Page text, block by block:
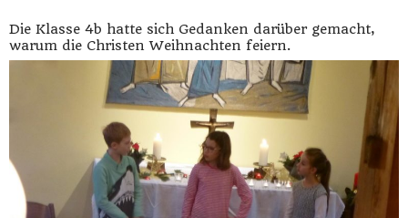
Die Klasse 4b hatte sich Gedanken darüber gemacht,
warum die Christen Weihnachten feiern.